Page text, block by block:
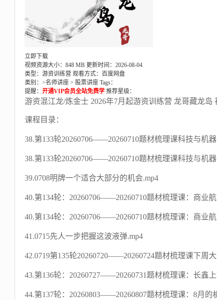
立即下载
视频资源大小：848 MB 更新时间：2026-08-04
类型：游资训练营 观看方式：百度网盘
类别：>名师讲座 > 股票讲座 Tags：
提醒： 开通VIP会员全站免费学 推荐星级：
游资混江龙/炼金士 2026年7月起游资训练营 龙哥藏龙岛
课程目录：
38.第133轮20260706——20260710题材梳理课科技与机
38.第133轮20260706——20260710题材梳理课科技与机
39.0708明牌一个适合大部分的机会.mp4
40.第134轮：20260706——20260710题材梳理课：商业
40.第134轮：20260706——20260710题材梳理课：商业
41.0715先人一步把握这波液弹.mp4
42.0719第135轮20260720——20260724题材梳理课下周
43.第136轮：20260727——20260731题材梳理课：长鑫
44.第137轮：20260803——20260807题材梳理课：8月